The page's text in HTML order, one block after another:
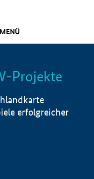
MENÜ
Info
Projekte
erfolgreicher